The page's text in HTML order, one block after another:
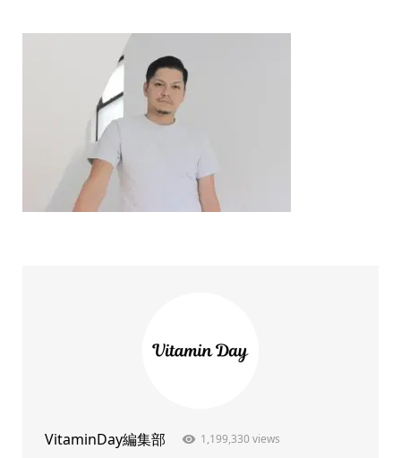
VitaminDay編集部 1,199,330 views